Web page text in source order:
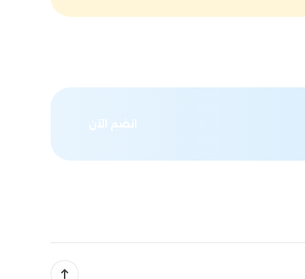
انضم الآن
Scroll up